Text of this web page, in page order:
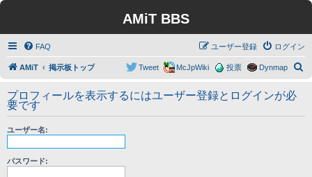
AMiT BBS
FAQ ログイン
ユーザー登録
AMiT 掲示板トップ Dynmap
投票
McJpWiki
Tweet
プロフィールを表示するにはユーザー登録とログインが必
要です
ユーザー名:
パスワード: